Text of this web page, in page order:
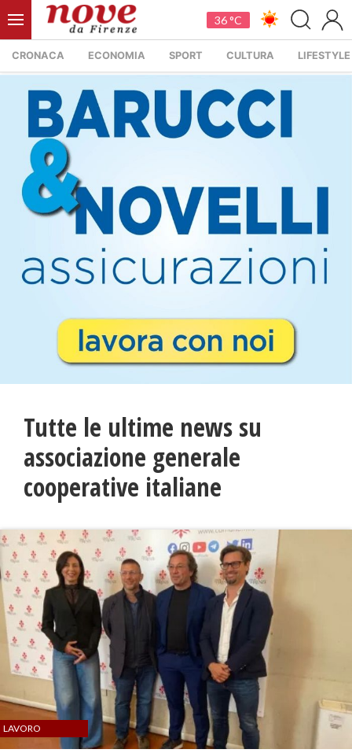
36 °C
CRONACA ECONOMIA SPORT CULTURA LIFESTYLE
Tutte le ultime news su
associazione generale
cooperative italiane
LAVORO